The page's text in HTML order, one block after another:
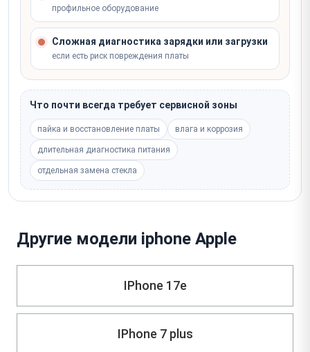
профильное оборудование
Сложная диагностика зарядки или загрузки
если есть риск повреждения платы
Что почти всегда требует сервисной зоны
пайка и восстановление платы влага и коррозия
длительная диагностика питания
отдельная замена стекла
Другие модели iphone Apple
IPhone 17e
IPhone 7 plus